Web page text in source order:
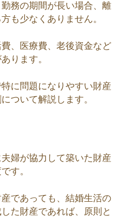
務の期間が長い場合、離
も少なくありません。
、医療費、老後資金など
ります。
に問題になりやすい財産
ついて解説します。
婦が協力して築いた財産
す。
であっても、結婚生活の
た財産であれば、原則と